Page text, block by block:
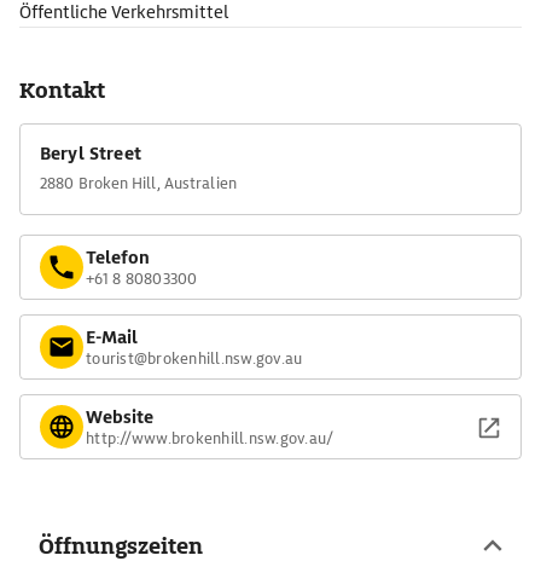
Öffentliche Verkehrsmittel
Kontakt
Beryl Street
2880 Broken Hill, Australien
Telefon
+61 8 80803300
E-Mail
tourist@brokenhill.nsw.gov.au
Website
http://www.brokenhill.nsw.gov.au/
Öffnungszeiten